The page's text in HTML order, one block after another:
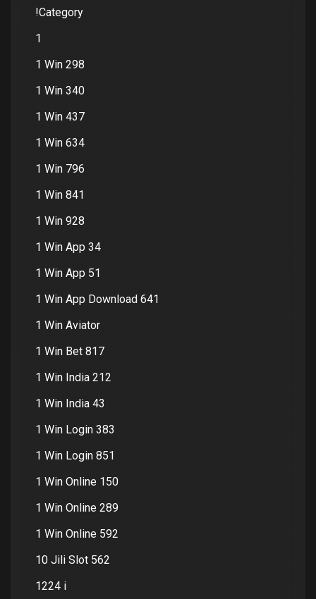
!Category
1
1 Win 298
1 Win 340
1 Win 437
1 Win 634
1 Win 796
1 Win 841
1 Win 928
1 Win App 34
1 Win App 51
1 Win App Download 641
1 Win Aviator
1 Win Bet 817
1 Win India 212
1 Win India 43
1 Win Login 383
1 Win Login 851
1 Win Online 150
1 Win Online 289
1 Win Online 592
10 Jili Slot 562
1224 i